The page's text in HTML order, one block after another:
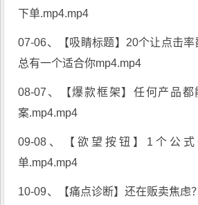
下单.mp4.mp4
07-06、【吸睛标题】20个让点击率
总有一个适合你mp4.mp4
08-07、【爆款框架】任何产品
案.mp4.mp4
09-08、【欲望按钮】1个公
单.mp4.mp4
10-09、【痛点诊断】还在贩卖焦虑